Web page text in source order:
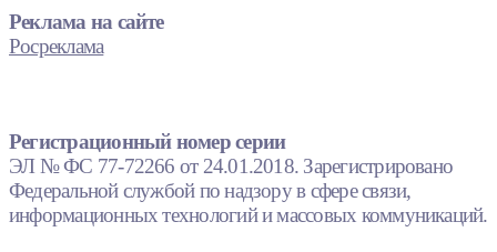
Реклама на сайте
Росреклама
Регистрационный номер серии
ЭЛ № ФС 77-72266 от 24.01.2018. Зарегистрировано
Федеральной службой по надзору в сфере связи,
информационных технологий и массовых коммуникаций.